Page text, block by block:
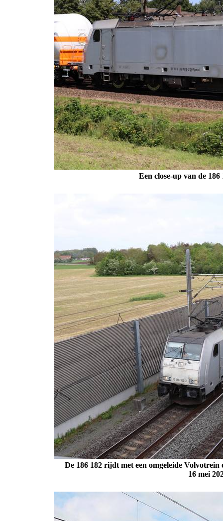
Een close-up van de 186
De 186 182 rijdt met een omgeleide
16 mei